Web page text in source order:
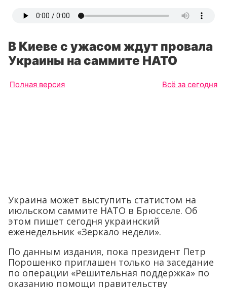
В Киеве с ужасом ждут провала
Украины на саммите НАТО
Полная версия Всё за сегодня
Украина может выступить статистом на
июльском саммите НАТО в Брюсселе. Об
этом пишет сегодня украинский
еженедельник «Зеркало недели».
По данным издания, пока президент Петр
Порошенко приглашен только на заседание
по операции «Решительная поддержка» по
оказанию помощи правительству